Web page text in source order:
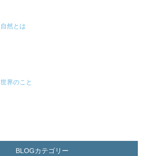
自然とは
世界のこと
BLOGカテゴリー